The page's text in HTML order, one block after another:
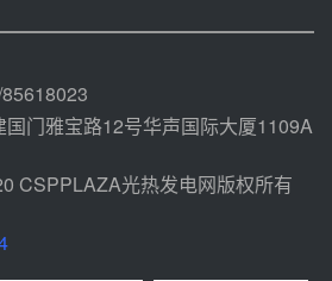
发！明确推动光热发电规模化发展
门雅宝路12号华声国际大厦1109A
CSPPLAZA光热发电网版权所有